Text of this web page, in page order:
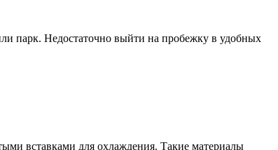
парк. Недостаточно выйти на пробежку в удобных
вставками для охлаждения. Такие материалы